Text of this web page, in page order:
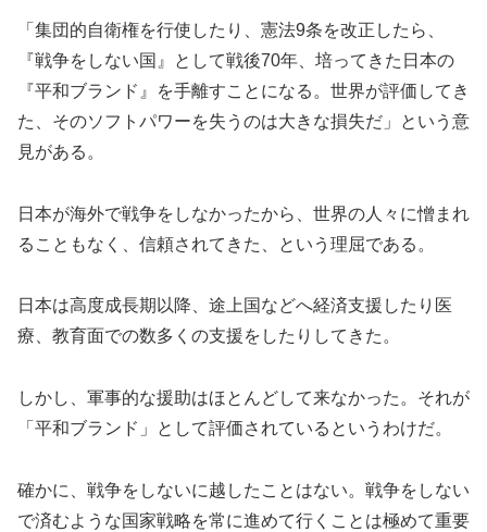
「集団的自衛権を行使したり、憲法9条を改正したら、
『戦争をしない国』として戦後70年、培ってきた日本の
『平和ブランド』を手離すことになる。世界が評価してき
た、そのソフトパワーを失うのは大きな損失だ」という意
見がある。
日本が海外で戦争をしなかったから、世界の人々に憎まれ
ることもなく、信頼されてきた、という理屈である。
日本は高度成長期以降、途上国などへ経済支援したり医
療、教育面での数多くの支援をしたりしてきた。
しかし、軍事的な援助はほとんどして来なかった。それが
「平和ブランド」として評価されているというわけだ。
確かに、戦争をしないに越したことはない。戦争をしない
で済むような国家戦略を常に進めて行くことは極めて重要